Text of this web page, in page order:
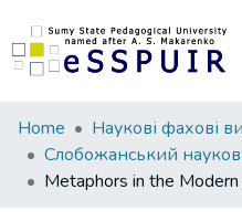
Communities
&
Collections
Home